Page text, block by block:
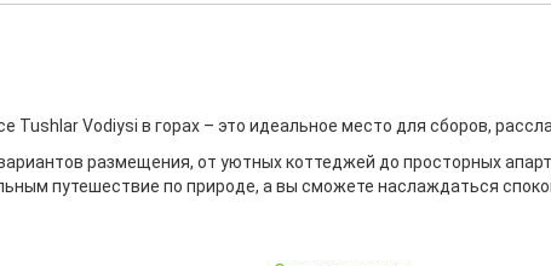
Tushlar Vodiysi в горах – это идеальное место для сборов,
размещения, от уютных коттеджей до просторных
путешествие по природе, а вы сможете наслаждаться